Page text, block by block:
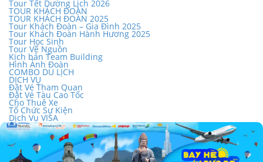
Tour Tết Dương Lịch 2026
TOUR KHÁCH ĐOÀN
TOUR KHÁCH ĐOÀN 2025
Tour Khách Đoàn – Gia Đình 2025
Tour Khách Đoàn Hành Hương 2025
Tour Học Sinh
Tour Về Nguồn
Kịch bản Team Building
Hình Ảnh Đoàn
COMBO DU LỊCH
DỊCH VỤ
Đặt Vé Tham Quan
Đặt Vé Tàu Cao Tốc
Cho Thuê Xe
Tổ Chức Sự Kiện
Dịch Vụ VISA